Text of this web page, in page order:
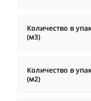
Количество в
(м3)
Количество в
(м2)